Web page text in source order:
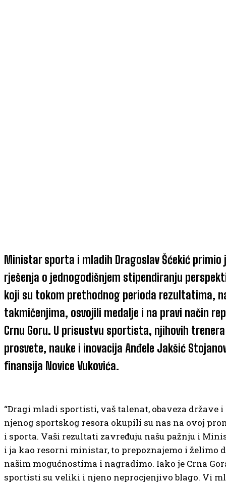
Ministar sporta i mladih Dragoslav Šćekić primio
rješenja o jednogodišnjem stipendiranju
koji su tokom prethodnog perioda rezultatima,
takmičenjima, osvojili medalje i na pravi način
Crnu Goru. U prisustvu sportista, njihovih
prosvete, nauke i inovacija Anđele Jakšić
finansija Novice Vukovića.
“Dragi mladi sportisti, vaš talenat, obaveza države
njenog sportskog resora okupili su nas na ovoj
i sporta. Vaši rezultati zavređuju našu pažnju i
i ja kao resorni ministar, to prepoznajemo i želimo
našim mogućnostima i nagradimo. Iako je Crna
sportisti su veliki i njeno neprocjenjivo blago. Vi